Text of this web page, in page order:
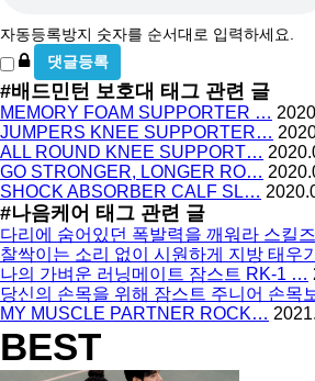
수
록
방
지
자동등록방지 숫자를 순서대로 입력하세요.
비
밀
글
사
용
#배드민턴 보호대 태그 관련 글
MEMORY FOAM SUPPORTER …
JUMPERS KNEE SUPPORTER…
ALL ROUND KNEE SUPPORT…
GO STRONGER, LONGER RO…
SHOCK ABSORBER CALF SL…
#나음케어 태그 관련 글
다리에 숨어있던 폭발력을 깨워라 스킬
찰싹이는 소리 없이 시원하게 지방 태우
나의 가벼운 러닝메이트 잠스트 RK-1 …
당신의 손목을 위해 잠스트 주니어 손목
MY MUSCLE PARTNER ROCK…
BEST